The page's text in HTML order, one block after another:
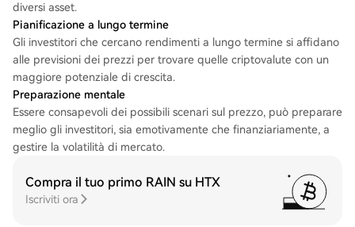
diversi asset.
Pianificazione a lungo termine
Gli investitori che cercano rendimenti a lungo termine si affidano
alle previsioni dei prezzi per trovare quelle criptovalute con un
maggiore potenziale di crescita.
Preparazione mentale
Essere consapevoli dei possibili scenari sul prezzo, può preparare
meglio gli investitori, sia emotivamente che finanziariamente, a
gestire la volatilità di mercato.
Compra il tuo primo RAIN su HTX
Iscriviti ora